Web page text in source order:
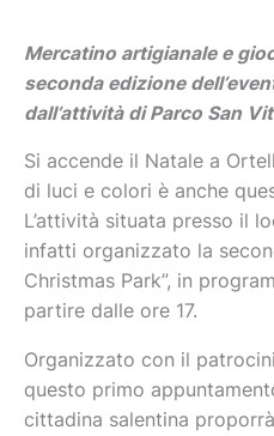
Mercatino artigianale e
seconda edizione
dall’attività di Parco San
Si accende il Natale a
di luci e colori è anche
L’attività situata presso il
infatti organizzato la
Christmas Park”, in
partire dalle ore 17.
Organizzato con il
questo primo
cittadina salentina